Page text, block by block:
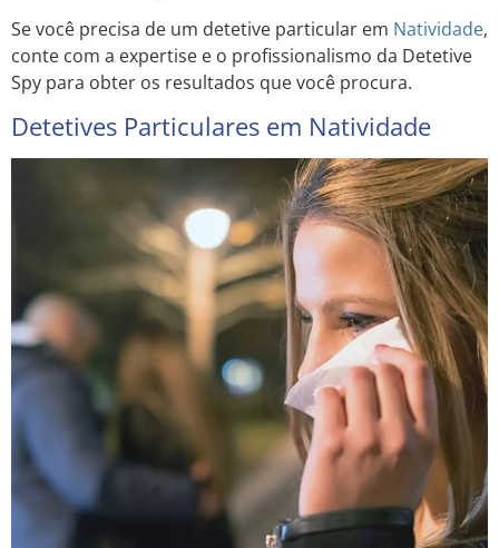
Se você precisa de um detetive particular em Natividade,
conte com a expertise e o profissionalismo da Detetive
Spy para obter os resultados que você procura.
Detetives Particulares em Natividade